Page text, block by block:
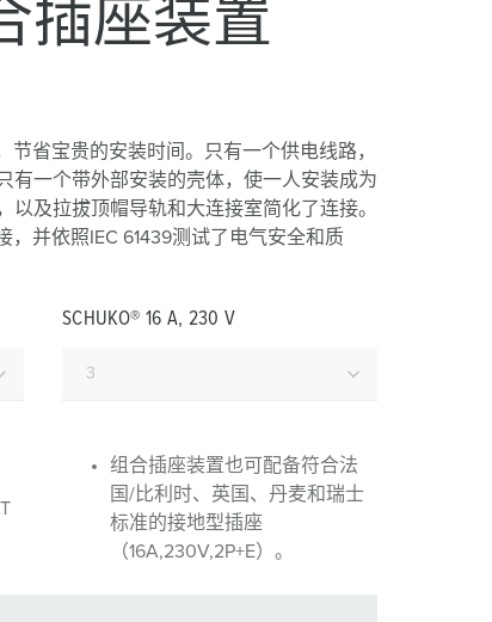
乐
插座装置
省宝贵的安装时间。只有一个供电线路，
有一个带外部安装的壳体，使一人安装成为
以及拉拔顶帽导轨和大连接室简化了连接。
，并依照IEC 61439测试了电气安全和质
SCHUKO® 16 A, 230 V
组合插座装置也可配备符合法
国/比利时、英国、丹麦和瑞士
标准的接地型插座
（16A,230V,2P+E）。